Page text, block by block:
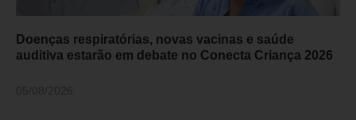
Doenças respiratórias, novas vacinas e saúde
auditiva estarão em debate no Conecta Criança 2026